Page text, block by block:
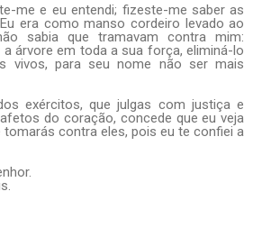
me e eu entendi; fizeste-me saber as
era como manso cordeiro levado ao
sabia que tramavam contra mim:
árvore em toda a sua força, eliminá-lo
vivos, para seu nome não ser mais
exércitos, que julgas com justiça e
do coração, concede que eu veja
tomarás contra eles, pois eu te confiei a